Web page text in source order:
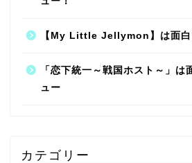
【My Little Jellymon】は面白
「恋下統一～戦国ホスト～」は
ュー
カテゴリー